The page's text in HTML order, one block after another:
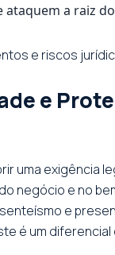
a raiz
e riscos
e
uma exigência
negócio e no
e
é um